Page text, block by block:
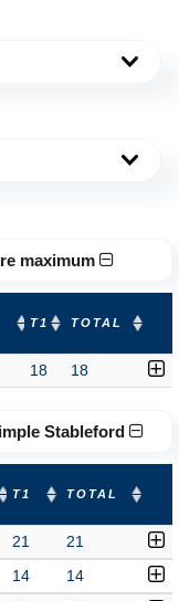
maximum
T1 TOTAL
18 18
Stableford
T1 TOTAL
21 21
14 14